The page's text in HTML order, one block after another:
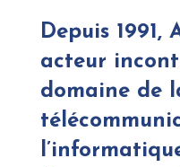
Depuis 1991,
acteur
domaine de